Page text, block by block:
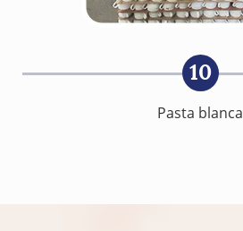
10
Pasta blanca